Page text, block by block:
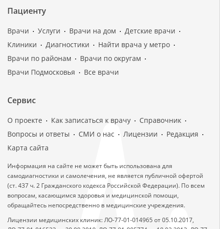
Пациенту
Врачи Услуги Врачи на дом
Детские врачи
Клиники
Диагностики
Найти врача у метро
Врачи по районам
Врачи по округам
Врачи Подмосковья
Все врачи
Сервис
О проекте Как записаться к врачу
Справочник
Вопросы и ответы
СМИ о нас Лицензии
Редакция
Карта сайта
Информация на сайте не может быть использована для
самодиагностики и самолечения, не является публичной офертой
(ст. 437 ч. 2 Гражданского кодекса Российской Федерации). По всем
вопросам, касающимся здоровья и медицинской помощи,
обращайтесь непосредственно в медицинские учреждения.
Лицензии медицинских клиник: ЛО-77-01-014965 от 05.10.2017,